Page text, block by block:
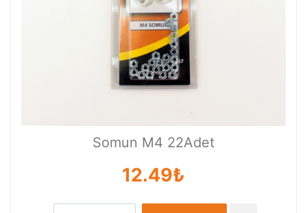
Somun M4 22Adet
12.49₺